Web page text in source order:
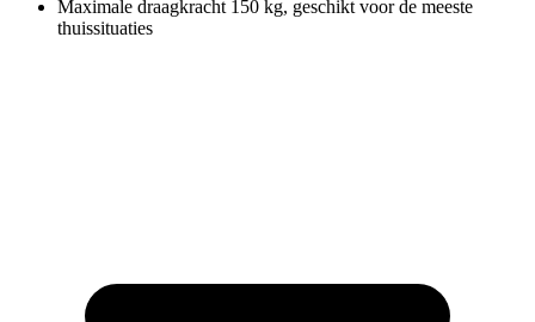
Maximale draagkracht 150 kg, geschikt voor de meeste
thuissituaties